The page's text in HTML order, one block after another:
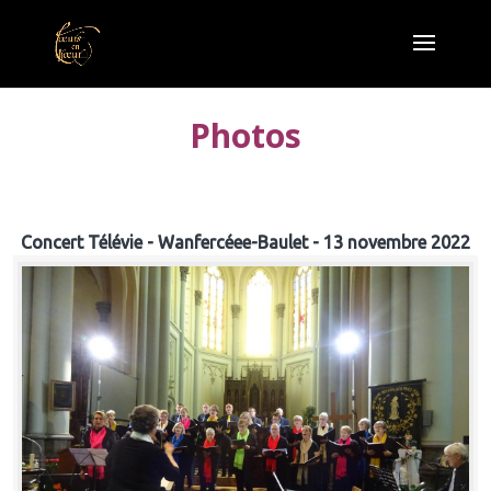
Photos
Concert Télévie - Wanfercéee-Baulet - 13 novembre 2022